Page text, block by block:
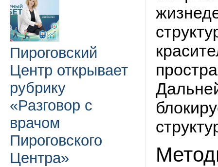
Пироговский
Центр открывает
рубрику
«Разговор с
врачом
Пироговского
Центра»